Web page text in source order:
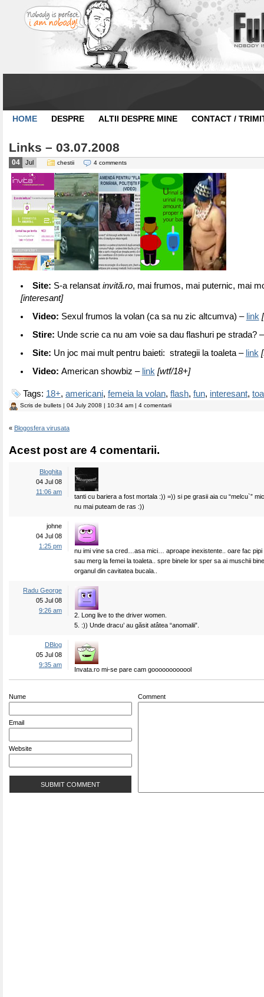
HOME DESPRE ALTII DESPRE MINE CONTACT /
Links – 03.07.2008
04 Jul chestii 4 comments
Site: S-a relansatinvită.ro, mai frumos, mai puternic, mai
[interesant]
Video: Sexul frumos la volan (ca sa nu zic altcumva) – link
Stire: Unde scrie ca nu am voie sa dau flashuri pe strada?
Site: Un joc mai mult pentru baieti: strategii la toaleta – link
Video: American showbiz – link [wtf/18+]
Tags: 18+, americani, femeia la volan, flash, fun, interesant,
Scris de bullets | 04 July 2008 | 10:34 am | 4 comentarii
« Blogosfera virusata
Acest post are 4 comentarii.
Bloghita
04 Jul 08
11:06 am
tanti cu bariera a fost mortala :)) =)) si pe grasii aia cu “melcu`”
nu mai puteam de ras :))
johne
04 Jul 08
1:25 pm
nu imi vine sa cred…asa mici… aproape inexistente.. oare fac pipi
sau merg la femei la toaleta.. spre binele lor sper sa ai muschii
organul din cavitatea bucala..
Radu George
05 Jul 08
9:26 am
2. Long live to the driver women.
5. :)) Unde dracu’ au găsit atâtea “anomalii”.
DBlog
05 Jul 08
9:35 am
Invata.ro mi-se pare cam goooooooooool
Nume
Email
Website
Comment